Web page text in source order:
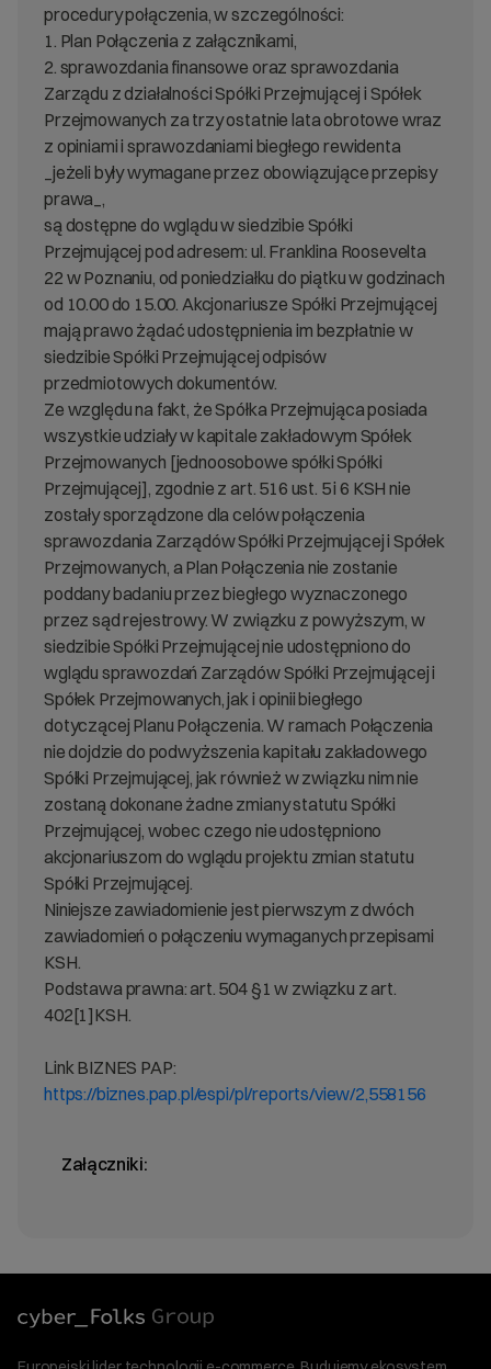
procedury połączenia, w szczególności:
1. Plan Połączenia z załącznikami,
2. sprawozdania finansowe oraz sprawozdania
Zarządu z działalności Spółki Przejmującej i Spółek
Przejmowanych za trzy ostatnie lata obrotowe wraz
z opiniami i sprawozdaniami biegłego rewidenta
_jeżeli były wymagane przez obowiązujące przepisy
prawa_,
są dostępne do wglądu w siedzibie Spółki
Przejmującej pod adresem: ul. Franklina Roosevelta
22 w Poznaniu, od poniedziałku do piątku w godzinach
od 10.00 do 15.00. Akcjonariusze Spółki Przejmującej
mają prawo żądać udostępnienia im bezpłatnie w
siedzibie Spółki Przejmującej odpisów
przedmiotowych dokumentów.
Ze względu na fakt, że Spółka Przejmująca posiada
wszystkie udziały w kapitale zakładowym Spółek
Przejmowanych [jednoosobowe spółki Spółki
Przejmującej], zgodnie z art. 516 ust. 5 i 6 KSH nie
zostały sporządzone dla celów połączenia
sprawozdania Zarządów Spółki Przejmującej i Spółek
Przejmowanych, a Plan Połączenia nie zostanie
poddany badaniu przez biegłego wyznaczonego
przez sąd rejestrowy. W związku z powyższym, w
siedzibie Spółki Przejmującej nie udostępniono do
wglądu sprawozdań Zarządów Spółki Przejmującej i
Spółek Przejmowanych, jak i opinii biegłego
dotyczącej Planu Połączenia. W ramach Połączenia
nie dojdzie do podwyższenia kapitału zakładowego
Spółki Przejmującej, jak również w związku nim nie
zostaną dokonane żadne zmiany statutu Spółki
Przejmującej, wobec czego nie udostępniono
akcjonariuszom do wglądu projektu zmian statutu
Spółki Przejmującej.
Niniejsze zawiadomienie jest pierwszym z dwóch
zawiadomień o połączeniu wymaganych przepisami
KSH.
Podstawa prawna: art. 504 §1 w związku z art.
402[1]KSH.
Link BIZNES PAP:
https://biznes.pap.pl/espi/pl/reports/view/2,558156
Załączniki: